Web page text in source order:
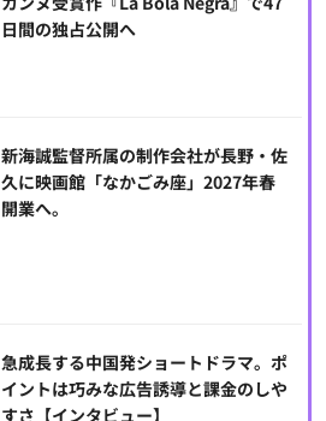
日間の独占公開へ
新海誠監督所属の制作会社が長野・佐
久に映画館「なかごみ座」2027年春
開業へ。
急成長する中国発ショートドラマ。ポ
イントは巧みな広告誘導と課金のしや
すさ【インタビュー】